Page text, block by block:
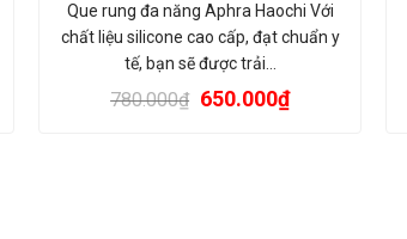
Que rung đa năng Aphra Haochi Với
chất liệu silicone cao cấp, đạt chuẩn y
tế, bạn sẽ được trải…
780.000₫ 650.000₫